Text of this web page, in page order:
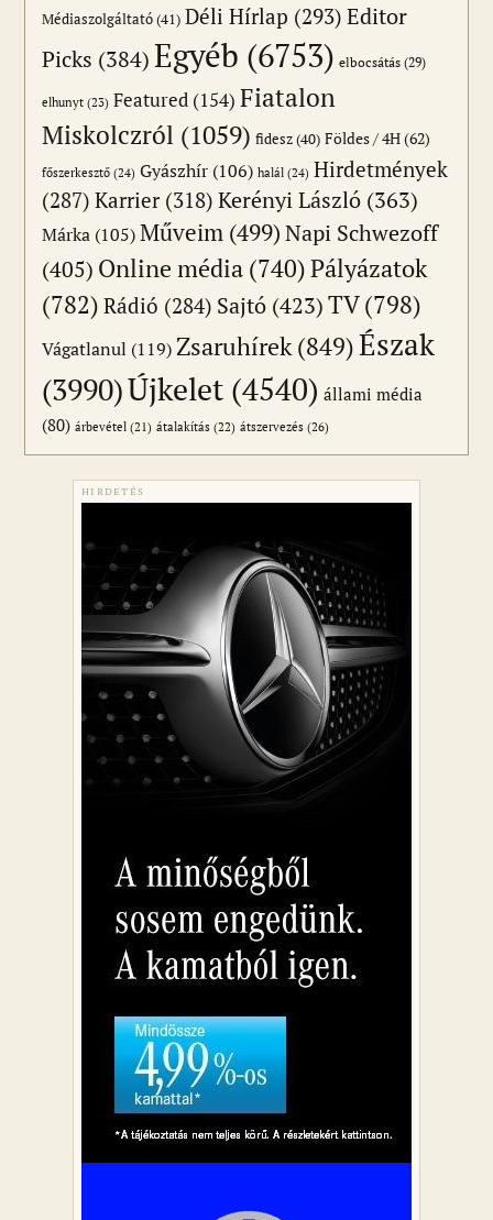
Médiaszolgáltató(41) Déli Hírlap (293) Editor
Picks (384)Egyéb (6753) elbocsátás (29)
elhunyt (23) Featured (154) Fiatalon
Miskolczról (1059) fidesz(40) Földes / 4H(62)
főszerkesztő (24) Gyászhír (106) halál (24) Hirdetmények
(287) Karrier(318) Kerényi László (363)
Márka (105) Műveim (499)Napi Schwezoff
(405) Online média (740)Pályázatok
(782) Rádió (284) Sajtó (423)TV(798)
Vágatlanul (119)Zsaruhírek(849)Észak
(3990)Újkelet (4540) állami média
(80) árbevétel (21) átalakítás (22) átszervezés (26)
HIRDETÉS